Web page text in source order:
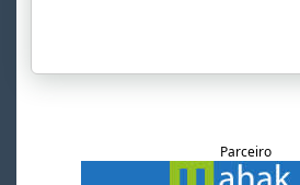
Parceiro